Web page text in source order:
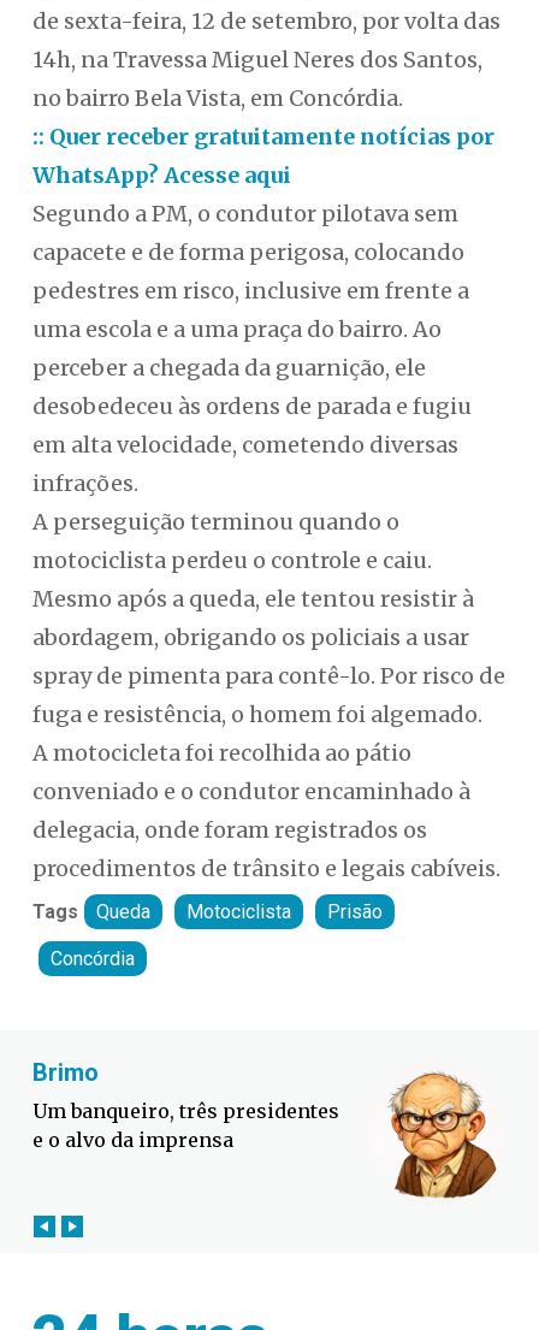
de sexta-feira, 12 de setembro, por volta das
14h, na Travessa Miguel Neres dos Santos,
no bairro Bela Vista, em Concórdia.
:: Quer receber gratuitamente notícias por
WhatsApp? Acesse aqui
Segundo a PM, o condutor pilotava sem
capacete e de forma perigosa, colocando
pedestres em risco, inclusive em frente a
uma escola e a uma praça do bairro. Ao
perceber a chegada da guarnição, ele
desobedeceu às ordens de parada e fugiu
em alta velocidade, cometendo diversas
infrações.
A perseguição terminou quando o
motociclista perdeu o controle e caiu.
Mesmo após a queda, ele tentou resistir à
abordagem, obrigando os policiais a usar
spray de pimenta para contê-lo. Por risco de
fuga e resistência, o homem foi algemado.
A motocicleta foi recolhida ao pátio
conveniado e o condutor encaminhado à
delegacia, onde foram registrados os
procedimentos de trânsito e legais cabíveis.
Tags Queda Motociclista Prisão
Concórdia
Fabiano Bordignon
Defesa Civil lança campanha
contra o El Niño em SC